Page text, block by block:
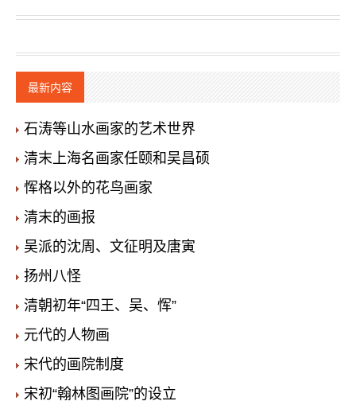
最新内容
石涛等山水画家的艺术世界
清末上海名画家任颐和吴昌硕
恽格以外的花鸟画家
清末的画报
吴派的沈周、文征明及唐寅
扬州八怪
清朝初年“四王、吴、恽”
元代的人物画
宋代的画院制度
宋初“翰林图画院”的设立